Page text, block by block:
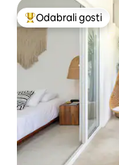
Među najviše
Odabrali gosti